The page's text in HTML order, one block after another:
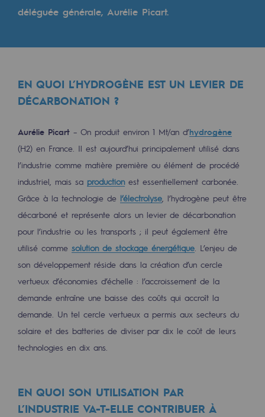
Où nous trouver
Les énergies d'avenir
Notre vision
Gaz renouvelables et procédés
Pyrogazéification et gazéification
Méthanation
Captage de CO2
Nouveaux usages
Concertations CH4, H2 et CO2
Espace pédagogique
Espace pédagogique
2050 : un monde d’énergies
Objectif Hydrogène
Objectif Biométhane
déléguée générale, Aurélie Picart.
EN QUOI L’HYDROGÈNE EST UN LEVIER DE
DÉCARBONATION ?
Aurélie Picart – On produit environ 1 Mt/an d’hydrogène
(H2) en France. Il est aujourd’hui principalement utilisé dans
l’industrie comme matière première ou élément de procédé
industriel, mais sa productionest essentiellement carbonée.
Grâce à la technologie de l’électrolyse , l’hydrogène peut être
décarboné et représente alors un levier de décarbonation
pour l’industrie ou les transports ; il peut également être
utilisé comme solution de stockage énergétique . L’enjeu de
son développement réside dans la création d’un cercle
vertueux d’économies d’échelle : l’accroissement de la
demande entraîne une baisse des coûts qui accroît la
demande. Un tel cercle vertueux a permis aux secteurs du
solaire et des batteries de diviser par dix le coût de leurs
technologies en dix ans.
EN QUOI SON UTILISATION PAR
L’INDUSTRIE VA-T-ELLE CONTRIBUER À